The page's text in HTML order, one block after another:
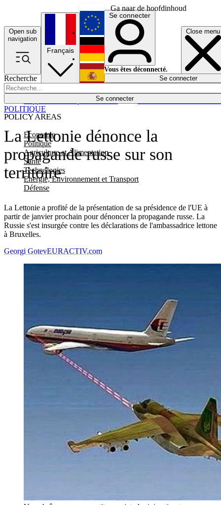
Ga naar de hoofdinhoud
Open sub
navigation
Close menu
Recherche
Se connecter
POLICY AREAS
Economie
Politique
Agriculture et Alimentation
Santé
Technologies
Energie, Environnement et Transport
Défense
Économie
Français
English
Deutsch
Español
Se connecter
Vous êtes déconnecté.
Se connecter
La Lettonie dénonce la
propagande russe sur son
territoire
La Lettonie a profité de la présentation de sa présidence de l'UE à
partir de janvier prochain pour dénoncer la propagande russe. La
Russie s'est insurgée contre les déclarations de l'ambassadrice lettone
à Bruxelles.
POLITIQUE
Georgi GotevEURACTIV.com